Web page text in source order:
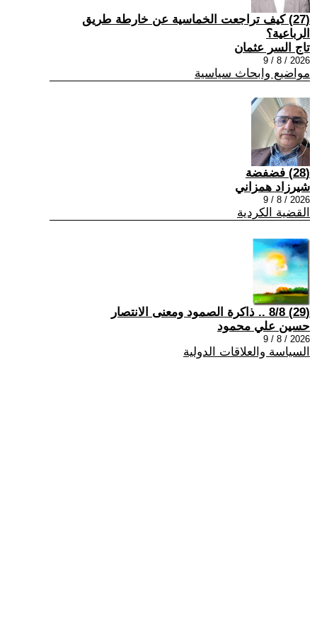
(27) كيف تراجعت الخماسية عن خارطة طريق
الرباعية؟
تاج السر عثمان
2026 / 8 / 9
مواضيع وابحاث سياسية
(28) فضفضة
شيرزاد همزاني
2026 / 8 / 9
القضية الكردية
(29) 8/8 .. ذاكرة الصمود ومعنى الانتصار
حسين علي محمود
2026 / 8 / 9
السياسة والعلاقات الدولية